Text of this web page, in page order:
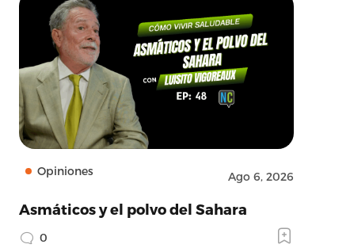
Opiniones Ago 6, 2026
Asmáticos y el polvo del Sahara
0